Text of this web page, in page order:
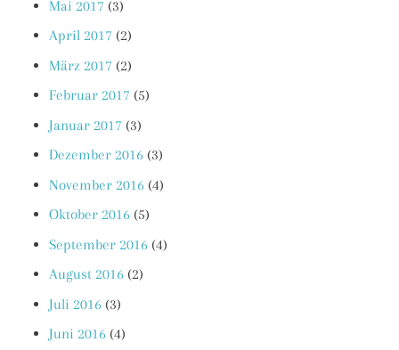
Mai 2017 (3)
April 2017 (2)
März 2017 (2)
Februar 2017 (5)
Januar 2017 (3)
Dezember 2016 (3)
November 2016 (4)
Oktober 2016 (5)
September 2016 (4)
August 2016 (2)
Juli 2016 (3)
Juni 2016 (4)